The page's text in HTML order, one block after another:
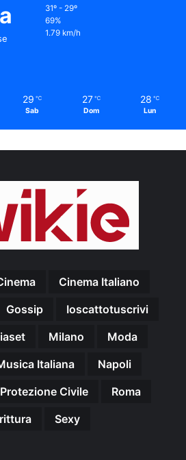
31º - 29º
69%
1.79 km/h
29 ℃
Sab
27 ℃
Dom
28 ℃
Lun
Cinema Italiano
Gossip
Ioscattotuscrivi
Milano
Moda
Italiana
Napoli
Protezione Civile
Roma
Sexy